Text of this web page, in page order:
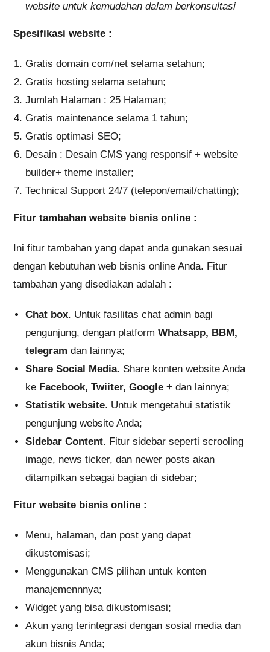
website untuk kemudahan dalam berkonsultasi
Spesifikasi website :
Gratis domain com/net selama setahun;
Gratis hosting selama setahun;
Jumlah Halaman : 25 Halaman;
Gratis maintenance selama 1 tahun;
Gratis optimasi SEO;
Desain : Desain CMS yang responsif + website
builder+ theme installer;
Technical Support 24/7 (telepon/email/chatting);
Fitur tambahan website bisnis online :
Ini fitur tambahan yang dapat anda gunakan sesuai
dengan kebutuhan web bisnis online Anda. Fitur
tambahan yang disediakan adalah :
Chat box. Untuk fasilitas chat admin bagi
pengunjung, dengan platformWhatsapp, BBM,
telegram dan lainnya;
Share Social Media. Share konten website Anda
ke Facebook, Twiiter, Google + dan lainnya;
Statistik website. Untuk mengetahui statistik
pengunjung website Anda;
Sidebar Content. Fitur sidebar seperti scrooling
image, news ticker, dan newer posts akan
ditampilkan sebagai bagian di sidebar;
Fitur website bisnis online :
Menu, halaman, dan post yang dapat
dikustomisasi;
Menggunakan CMS pilihan untuk konten
manajemennnya;
Widget yang bisa dikustomisasi;
Akun yang terintegrasi dengan sosial media dan
akun bisnis Anda;